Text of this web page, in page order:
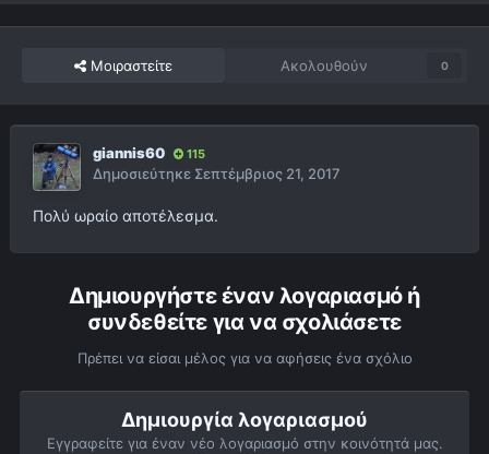
Μοιραστείτε Ακολουθούν 0
giannis60 115
Δημοσιεύτηκε Σεπτέμβριος 21, 2017
Πολύ ωραίο αποτέλεσμα.
Δημιουργήστε έναν λογαριασμό ή
συνδεθείτε για να σχολιάσετε
Πρέπει να είσαι μέλος για να αφήσεις ένα σχόλιο
Δημιουργία λογαριασμού
Εγγραφείτε για έναν νέο λογαριασμό στην κοινότητά μας.